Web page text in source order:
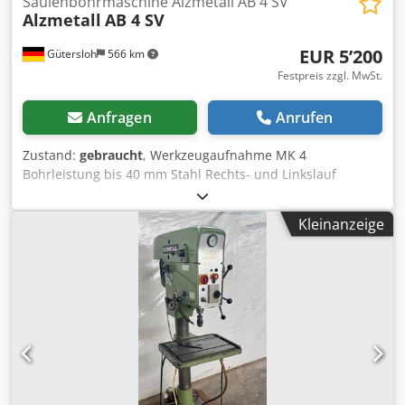
Gütersloh 566 km
Alzmetall AB 4 SV
EUR 5’200
Festpreis zzgl. MwSt.
Anfragen Anrufen
Zustand: gebraucht, Werkzeugaufnahme MK 4
Bohrleistung bis 40 mm Stahl Rechts- und Linkslauf
Stufenlose Drehzahlverstellung mit Anzeige Automatischer
Vorschub Dsdpfx Aozh Ivyon Eskr
Kleinanzeige